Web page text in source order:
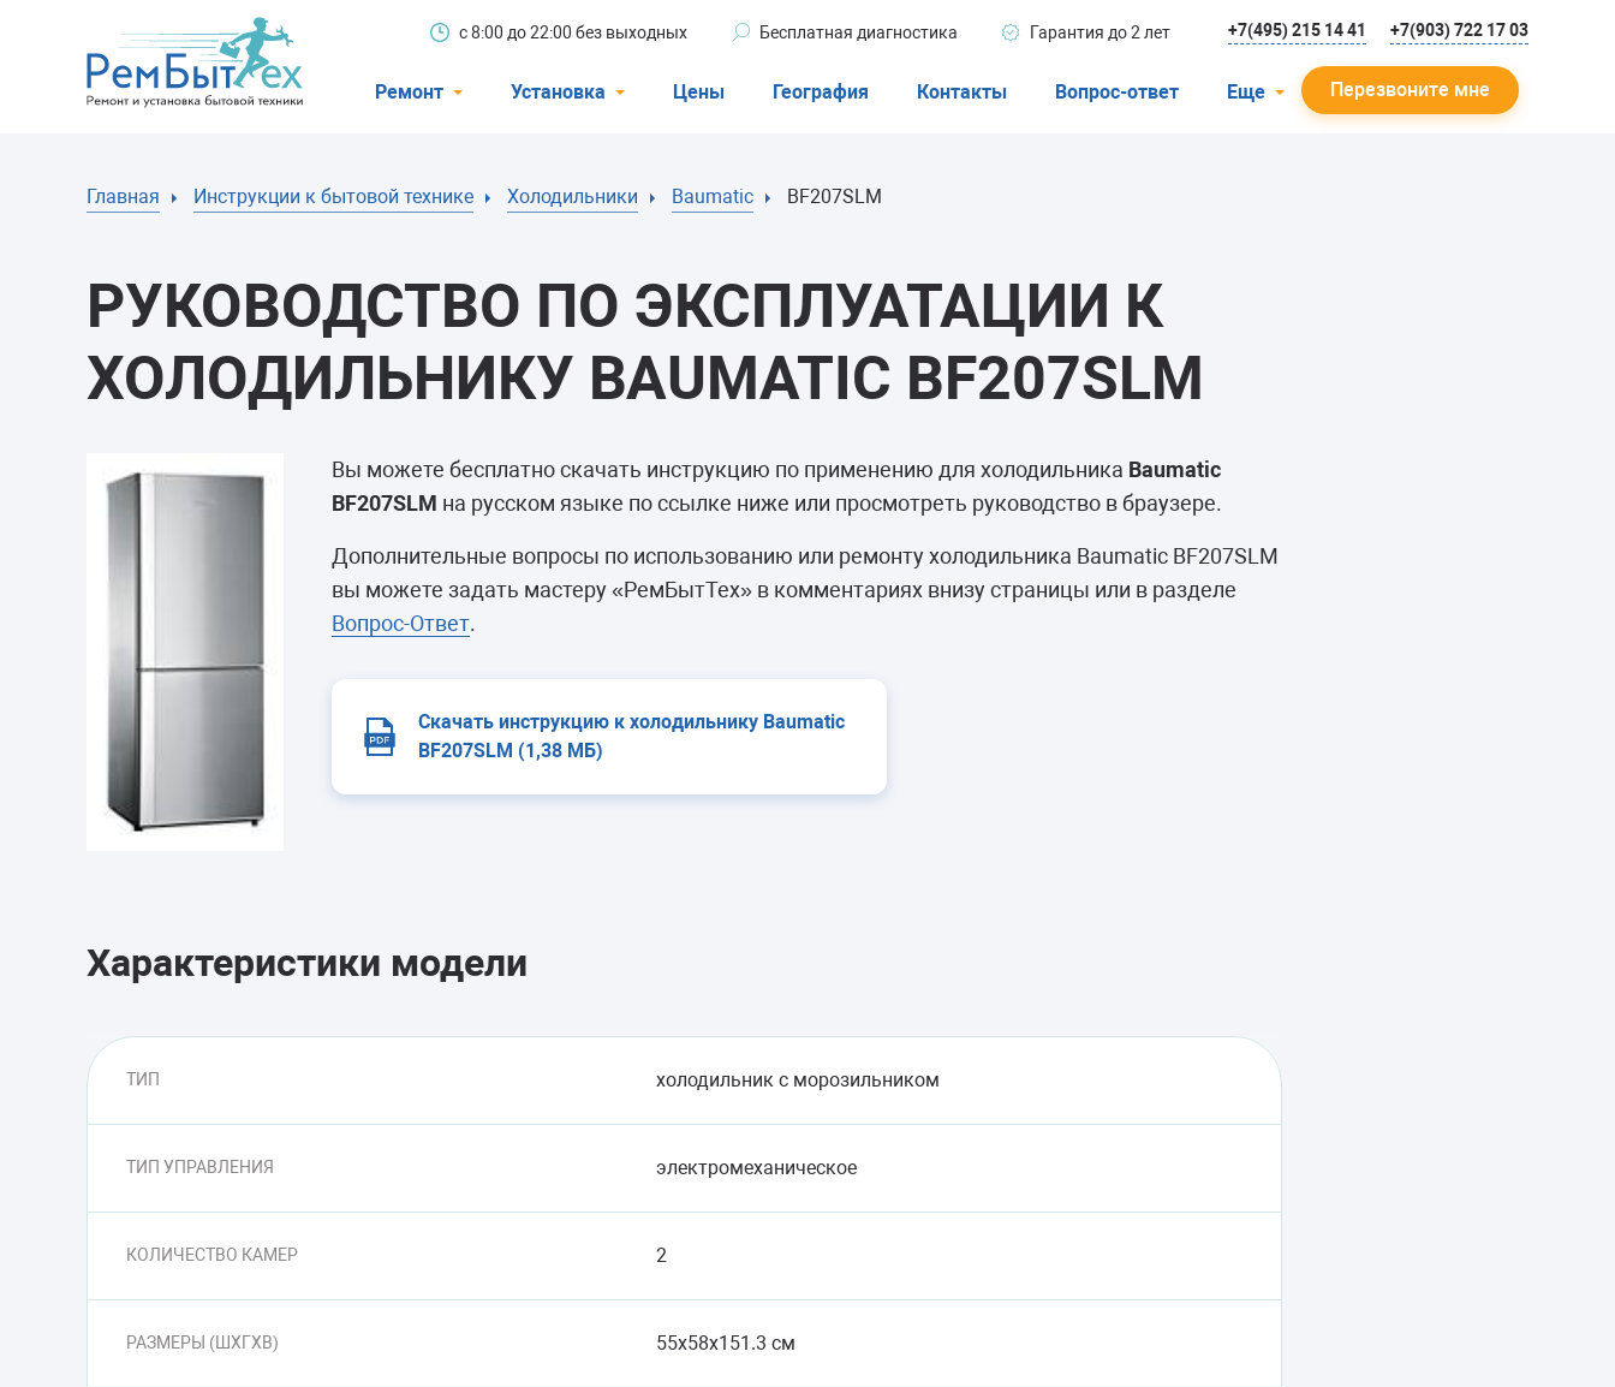
с 8:00 до 22:00 без выходных Бесплатная диагностика Гарантия до 2 лет +7(495) 215 14 41 +7(903) 722 17 03
Ремонт
Стиральные машины
Телевизоры
Варочные панели
Духовные шкафы
Сушильные машины
Установка
Посудомоечные машины
Цены География Контакты Вопрос-ответ Еще Перезвоните мне
Главная Инструкции к бытовой технике Холодильники Baumatic BF207SLM
РУКОВОДСТВО ПО ЭКСПЛУАТАЦИИ К
ХОЛОДИЛЬНИКУ BAUMATIC BF207SLM
Вы можете бесплатно скачать инструкцию по применению для холодильника Baumatic
BF207SLM на русском языке по ссылке ниже или просмотреть руководство в браузере.
Дополнительные вопросы по использованию или ремонту холодильника Baumatic BF207SLM
вы можете задать мастеру «РемБытТех» в комментариях внизу страницы или в разделе
Вопрос-Ответ.
Скачать инструкцию к холодильнику Baumatic
BF207SLM (1,38 МБ)
Характеристики модели
ТИП холодильник с морозильником
ТИП УПРАВЛЕНИЯ электромеханическое
КОЛИЧЕСТВО КАМЕР 2
РАЗМЕРЫ (ШXГXВ) 55x58x151.3 см